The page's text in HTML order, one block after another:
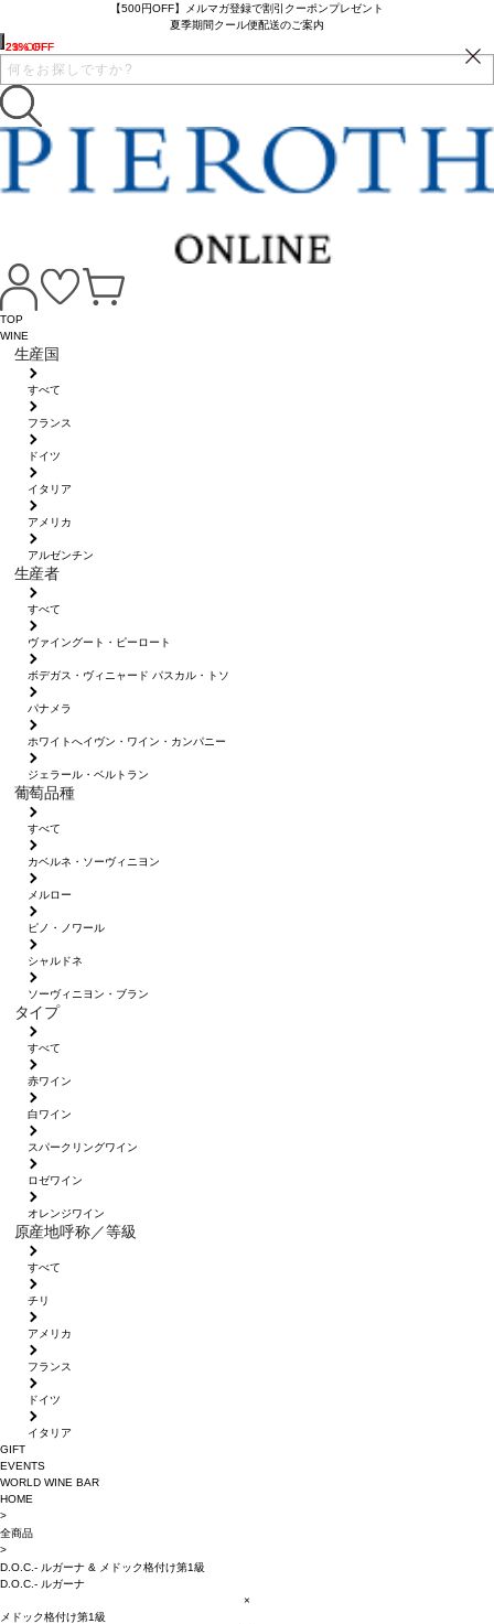
【500円OFF】メルマガ登録で割引クーポンプレゼント
夏季期間クール便配送のご案内
TOP
WINE
生産国
すべて
フランス
ドイツ
イタリア
アメリカ
アルゼンチン
生産者
すべて
ヴァイングート・ピーロート
ボデガス・ヴィニャード パスカル・トソ
パナメラ
ホワイトへイヴン・ワイン・カンパニー
ジェラール・ベルトラン
葡萄品種
すべて
カベルネ・ソーヴィニヨン
メルロー
ピノ・ノワール
シャルドネ
ソーヴィニヨン・ブラン
タイプ
すべて
赤ワイン
白ワイン
スパークリングワイン
ロゼワイン
オレンジワイン
原産地呼称／等級
すべて
チリ
アメリカ
フランス
ドイツ
イタリア
GIFT
EVENTS
WORLD WINE BAR
HOME
>
全商品
>
D.O.C.- ルガーナ&
メドック格付け第1級
D.O.C.- ルガーナ
×
メドック格付け第1級
23% OFF
21% OFF
2% OFF